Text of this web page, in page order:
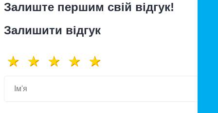
Залиште першим свій відгук!
Залишити відгук